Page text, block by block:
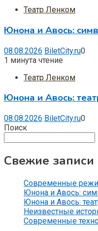
Театр Ленком
Юнона и Авось:
08.08.2026 BiletCity.ru0
1 минута чтение
Театр Ленком
Юнона и Авось:
08.08.2026 BiletCity.ru0
Поиск
Свежие записи
Современные
Юнона и Авось:
Юнона и Авось:
Неизвестные
Современные